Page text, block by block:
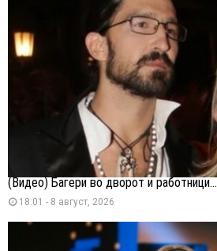
(Видео) Багери во дворот и работници...
18:01 - 8 август, 2026